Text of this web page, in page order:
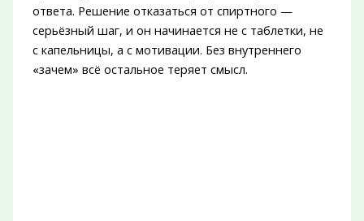
ответа. Решение отказаться от спиртного —
серьёзный шаг, и он начинается не с таблетки, не
с капельницы, а с мотивации. Без внутреннего
«зачем» всё остальное теряет смысл.